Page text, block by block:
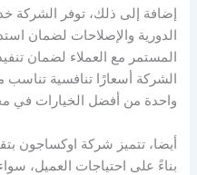
إضافة إلى ذلك، توفر الشركة
الدورية والإصلاحات لضمان
المستمر مع العملاء لضمان
الشركة أسعارًا تنافسية تناسب
واحدة من أفضل الخيارات في
أيضا، تتميز شركة اوكساجون
بناءً على احتياجات العميل،